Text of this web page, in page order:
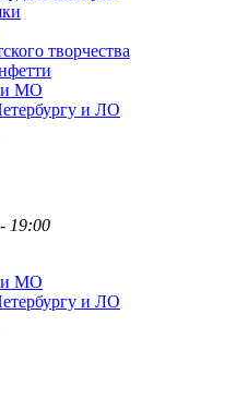
творчества
и МО
и ЛО
19:00
и МО
и ЛО